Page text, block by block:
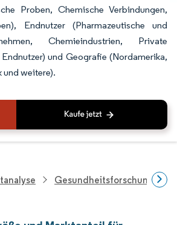
Proben, Chemische Verbindungen,
Endnutzer (Pharmazeutische und
Chemieindustrien, Private
und Geografie (Nordamerika,
und weitere).
Gesundheitsforschung